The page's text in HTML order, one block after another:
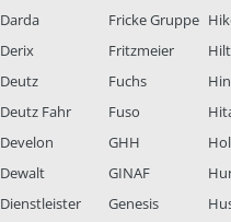
Darda
Derix
Deutz
Deutz Fahr
Develon
Dewalt
Dienstleister
Fricke Gruppe
Fritzmeier
Fuchs
Fuso
GHH
GINAF
Genesis